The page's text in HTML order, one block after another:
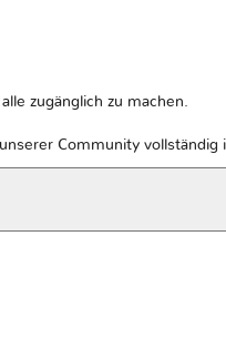
zugänglich zu machen.
Community